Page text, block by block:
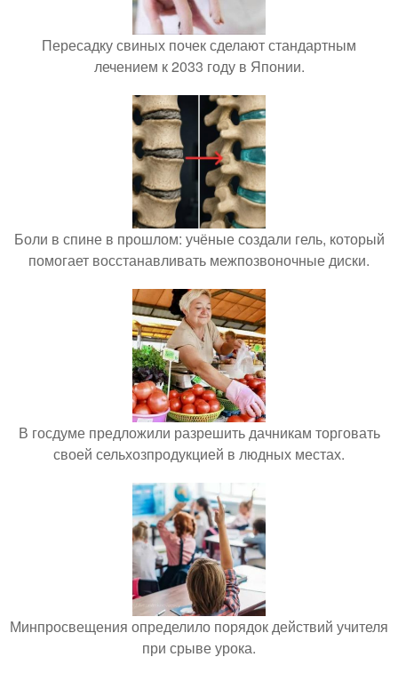
Пересадку свиных почек сделают стандартным
лечением к 2033 году в Японии.
Боли в спине в прошлом: учёные создали гель, который
помогает восстанавливать межпозвоночные диски.
В госдуме предложили разрешить дачникам торговать
своей сельхозпродукцией в людных местах.
Минпросвещения определило порядок действий учителя
при срыве урока.